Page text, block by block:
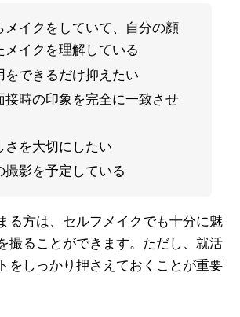
メイクをしていて、自分の顔
メイクを理解している
をできるだけ抑えたい
接時の印象を完全に一致させ
さを大切にしたい
撮影を予定している
る方は、セルフメイクでも十分に魅
撮ることができます。ただし、就活
をしっかり押さえておくことが重要